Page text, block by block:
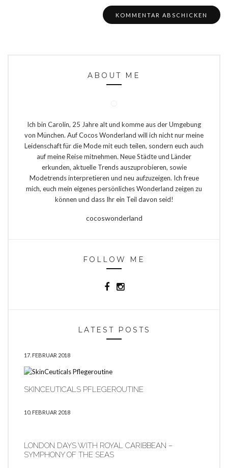
ABOUT ME
Ich bin Carolin, 25 Jahre alt und komme aus der Umgebung
von München. Auf Cocos Wonderland will ich nicht nur meine
Leidenschaft für die Mode mit euch teilen, sondern euch auch
auf meine Reise mitnehmen. Neue Städte und Länder
erkunden, aktuelle Trends auszuprobieren, sowie
Modetrends interpretieren und neu aufzuzeigen. Ich freue
mich, euch mein eigenes persönliches Wonderland zeigen zu
können und dass Ihr ein Teil davon seid!
cocoswonderland
FOLLOW ME
LATEST POSTS
17. FEBRUAR 2018
SKINCEUTICALS PFLEGEROUTINE
10. FEBRUAR 2018
LONDON DAYS WITH ROYAL CARIBBEAN –
SYMPHONY OF THE SEAS